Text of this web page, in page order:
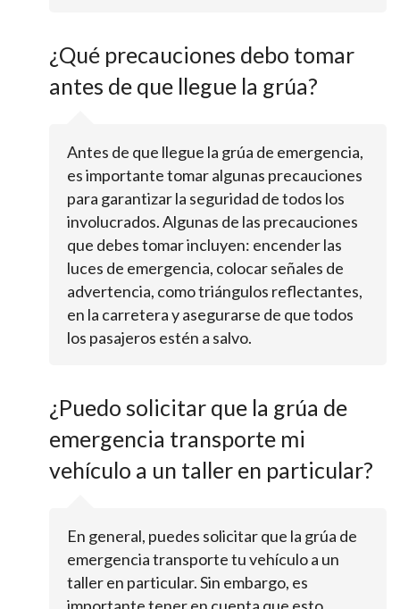
¿Qué precauciones debo tomar
antes de que llegue la grúa?
Antes de que llegue la grúa de emergencia,
es importante tomar algunas precauciones
para garantizar la seguridad de todos los
involucrados. Algunas de las precauciones
que debes tomar incluyen: encender las
luces de emergencia, colocar señales de
advertencia, como triángulos reflectantes,
en la carretera y asegurarse de que todos
los pasajeros estén a salvo.
¿Puedo solicitar que la grúa de
emergencia transporte mi
vehículo a un taller en particular?
En general, puedes solicitar que la grúa de
emergencia transporte tu vehículo a un
taller en particular. Sin embargo, es